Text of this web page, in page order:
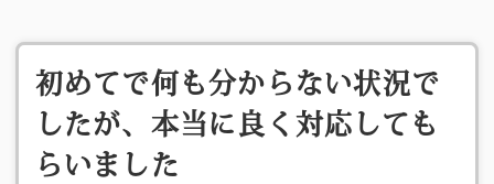
初めてで何も分からない状況で
したが、本当に良く対応しても
らいました